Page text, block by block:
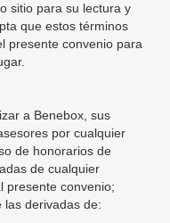
sitio para su lectura y
que estos términos
presente convenio para
a Benebox, sus
por cualquier
de honorarios de
de cualquier
presente convenio;
las derivadas de: